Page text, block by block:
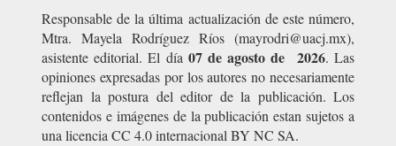
Responsable de la última actualización de este número,
Mtra. Mayela Rodríguez Ríos (mayrodri@uacj.mx),
asistente editorial. El día 07 de agosto de 2026. Las
opiniones expresadas por los autores no necesariamente
reflejan la postura del editor de la publicación. Los
contenidos e imágenes de la publicación estan sujetos a
una licencia CC 4.0 internacional BY NC SA.